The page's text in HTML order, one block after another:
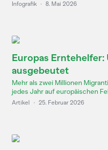
Infografik · 8. Mai 2026
Europas
ausgebeutet
Mehr als zwei Millionen
jedes Jahr auf europäischen
Artikel · 25. Februar 2026